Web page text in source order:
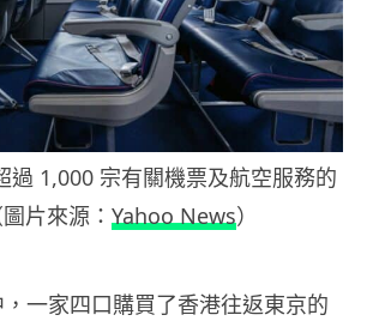
1,000 宗有關機票及航空服務的
片來源： Yahoo News）
一家四口購買了香港往返東京的